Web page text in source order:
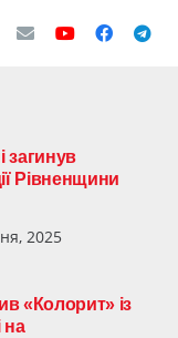
Рівненщини
2025
«Колорит» із
на